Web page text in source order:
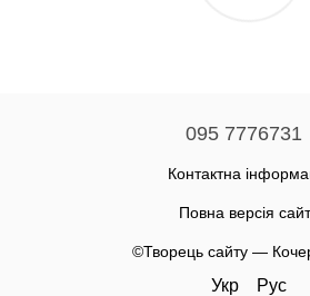
095 7776731
Контактна
Повна версія
©Творець сайту —
Укр Рус